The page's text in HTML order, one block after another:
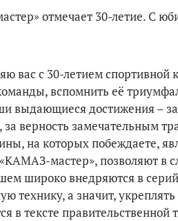
отмечает 30-летие. С
вас с 30-летием
вспомнить её
выдающиеся достижения –
верность замечательным
на которых побеждаете,
мастер», позволяют в
широко внедряются в
технику, а значит,
в тексте правительственной